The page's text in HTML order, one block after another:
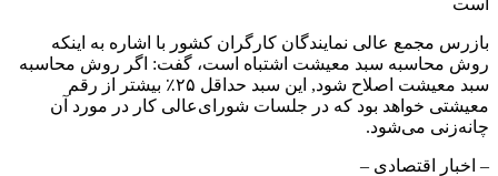
بازرس مجمع عالی نمایندگان کارگران کشور با اشاره به اینکه
روش محاسبه سبد معیشت اشتباه است، گفت: اگر روش محاسبه
سبد معیشت اصلاح شود, این سبد حداقل ۲۵٪ بیشتر از رقم
معیشتی خواهد بود که در جلسات شورای‌عالی کار در مورد آن
چانه‌زنی می‌شود.
– اخبار اقتصادی –